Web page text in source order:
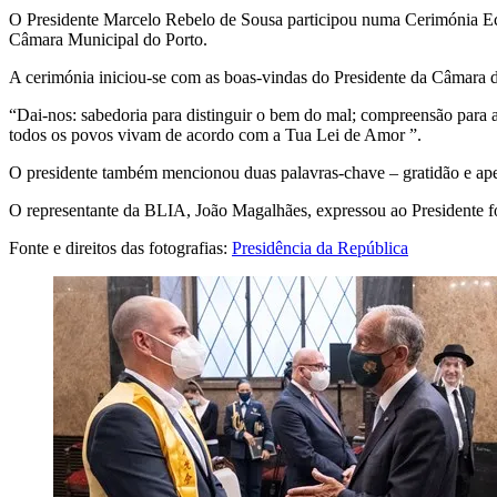
O Presidente Marcelo Rebelo de Sousa participou numa Cerimónia
Câmara Municipal do Porto.
A cerimónia iniciou-se com as boas-vindas do Presidente da
“Dai-nos: sabedoria para distinguir o bem do mal; compreensão
todos os povos vivam de acordo com a Tua Lei de Amor ”.
O presidente também mencionou duas palavras-chave – gratidão e
O representante da BLIA, João Magalhães, expressou ao
Fonte e direitos das fotografias: Presidência da República